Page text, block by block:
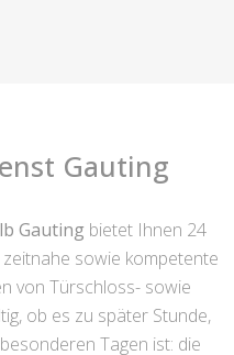
Gauting
Gauting bietet Ihnen 24
sowie kompetente
von Türschloss- sowie
ob es zu später Stunde,
Tagen ist: die